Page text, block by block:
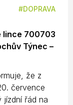
DOPRAVA
lince 700703
Týnec –
že z
července
jízdní řád na